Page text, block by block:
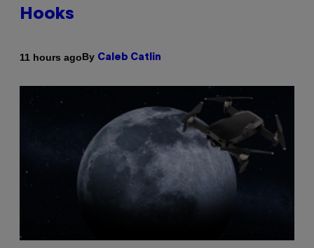
Hooks
11 hours agoBy Caleb Catlin